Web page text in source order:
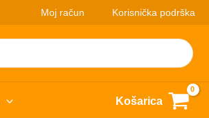
Moj račun Korisnička podrška
Košarica